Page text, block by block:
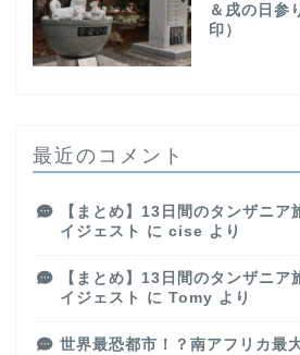
＆戌の日参
印）
最近のコメント
【まとめ】13日間のタンザニ
イジェスト
に cise より
【まとめ】13日間のタンザニ
イジェスト
に Tomy より
世界最恐都市！？南アフリカ最